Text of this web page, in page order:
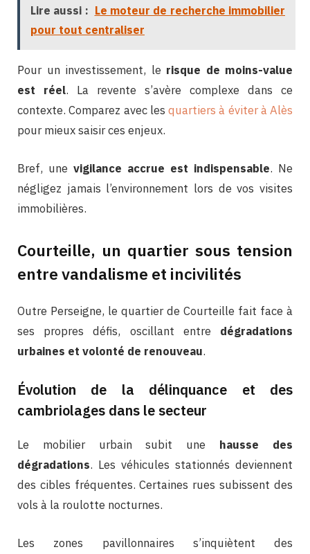
Lire aussi : Le moteur de recherche immobilier
pour tout centraliser
Pour un investissement, le risque de moins-value
est réel. La revente s’avère complexe dans ce
contexte. Comparez avec les quartiers à éviter à Alès
pour mieux saisir ces enjeux.
Bref, une vigilance accrue est indispensable. Ne
négligez jamais l’environnement lors de vos visites
immobilières.
Courteille, un quartier sous tension
entre vandalisme et incivilités
Outre Perseigne, le quartier de Courteille fait face à
ses propres défis, oscillant entre dégradations
urbaines et volonté de renouveau.
Évolution de la délinquance et des
cambriolages dans le secteur
Le mobilier urbain subit une hausse des
dégradations. Les véhicules stationnés deviennent
des cibles fréquentes. Certaines rues subissent des
vols à la roulotte nocturnes.
Les zones pavillonnaires s’inquiètent des